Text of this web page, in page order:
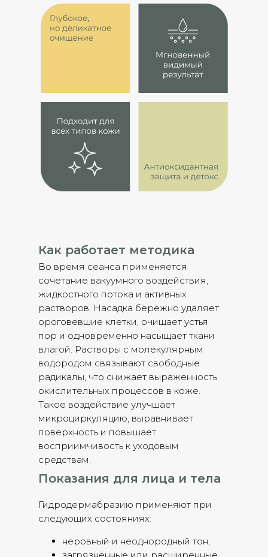
Как работает методика
Во время сеанса применяется
сочетание вакуумного воздействия,
жидкостного потока и активных
растворов. Насадка бережно удаляет
ороговевшие клетки, очищает устья
пор и одновременно насыщает ткани
влагой. Растворы с молекулярным
водородом связывают свободные
радикалы, что снижает выраженность
окислительных процессов в коже.
Такое воздействие улучшает
микроциркуляцию, выравнивает
поверхность и повышает
восприимчивость к уходовым
средствам.
Показания для лица и тела
Гидродермабразию применяют при
следующих состояниях:
неровный и неоднородный тон;